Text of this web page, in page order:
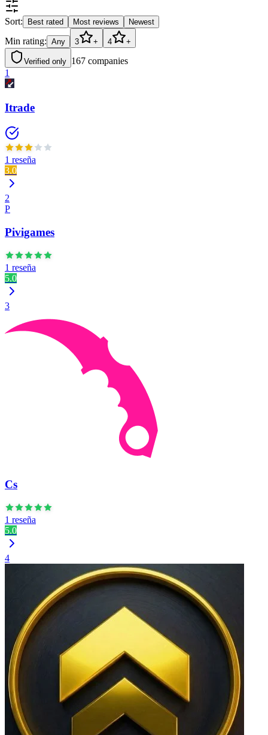
Sort: Best rated Most reviews Newest
Min rating: Any 3 + 4 +
Verified only 167 companies
1
Itrade
1 reseña
3.0
2
P
Pivigames
1 reseña
5.0
3
Cs
1 reseña
5.0
4